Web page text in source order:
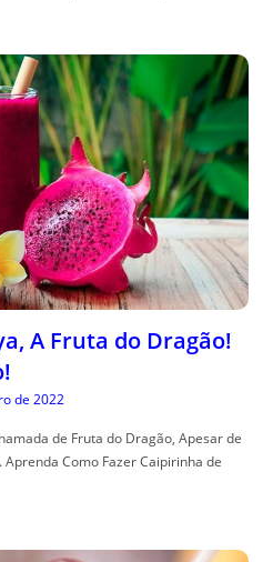
A Fruta do Dragão!
de 2022
de Fruta do Dragão, Apesar de
Como Fazer Caipirinha de